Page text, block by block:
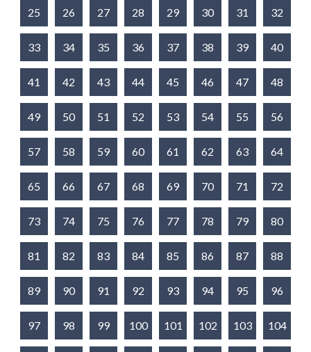
25 26 27 28 29 30 31 32
33 34 35 36 37 38 39 40
41 42 43 44 45 46 47 48
49 50 51 52 53 54 55 56
57 58 59 60 61 62 63 64
65 66 67 68 69 70 71 72
73 74 75 76 77 78 79 80
81 82 83 84 85 86 87 88
89 90 91 92 93 94 95 96
97 98 99 100 101 102 103 104